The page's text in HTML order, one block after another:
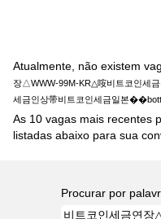
Atualmente, não existem
장△WWW-99M-KR△咹비트코인
세금인상带비트코인세금일본
As 10 vagas mais recentes
listadas abaixo para sua
Procurar por